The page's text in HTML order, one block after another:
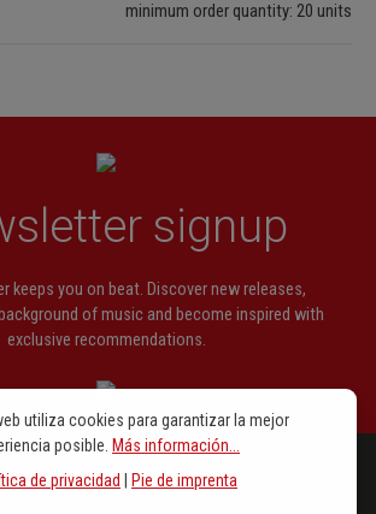
minimum order quantity: 20 units
signup
keeps you on beat. Discover new releases,
of music and become inspired with
exclusive recommendations.
utiliza cookies para garantizar la mejor
posible. Más información...
de privacidad
Pie de imprenta